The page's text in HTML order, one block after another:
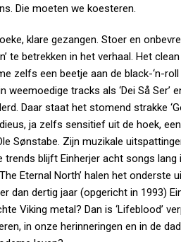
Die moeten we koesteren.
klare gezangen. Stoer en
te betrekken in het verhaal. Het
zelfs een beetje aan de black-‘n-
tracks als ‘Dei Så Ser’
Daar staat het stomend strakke
ja zelfs sensitief uit de hoek,
Sønstabe. Zijn muzikale
trends blijft Einherjer acht songs lang
Eternal North’ halen het onderste
dan dertig jaar (opgericht in 1993)
Viking metal? Dan is ‘Lifeblood’
in onze herinneringen en in de